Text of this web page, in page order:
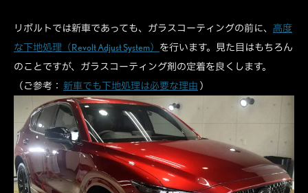
リボルトでは新車であっても、ガラスコーティングの前に、 高度
な下地処理（Revolt Adjust System） を行います。見た目はもちろん
のことですが、ガラスコーティング剤の定着を良くします。
（ご参考： 新車でも下地処理は必要な理由 ）